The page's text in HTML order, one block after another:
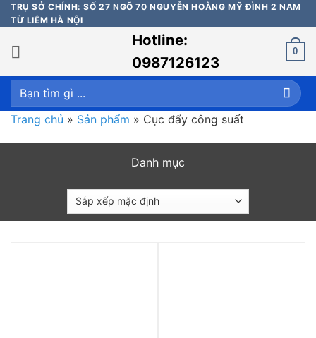
Bỏ
qua
nội
dung
TRỤ SỞ CHÍNH: SỐ 27 NGÕ 70 NGUYỄN HOÀNG MỸ ĐÌNH 2 NAM
TỪ LIÊM HÀ NỘI
Hotline:
0987126123
0
Tìm
kiếm:
Trang chủ » Sản phẩm » Cục đẩy công suất
Danh mục